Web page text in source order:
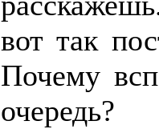
вот так
Почему
очередь?